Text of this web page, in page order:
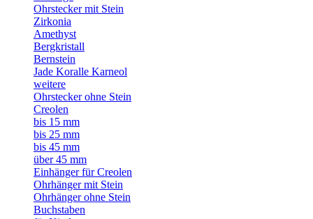
Ohrstecker mit Stein
Zirkonia
Amethyst
Bergkristall
Bernstein
Jade Koralle Karneol
weitere
Ohrstecker ohne Stein
Creolen
bis 15 mm
bis 25 mm
bis 45 mm
über 45 mm
Einhänger für Creolen
Ohrhänger mit Stein
Ohrhänger ohne Stein
Buchstaben